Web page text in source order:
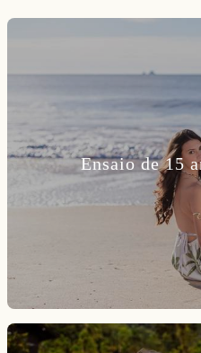
Ensaio de 15